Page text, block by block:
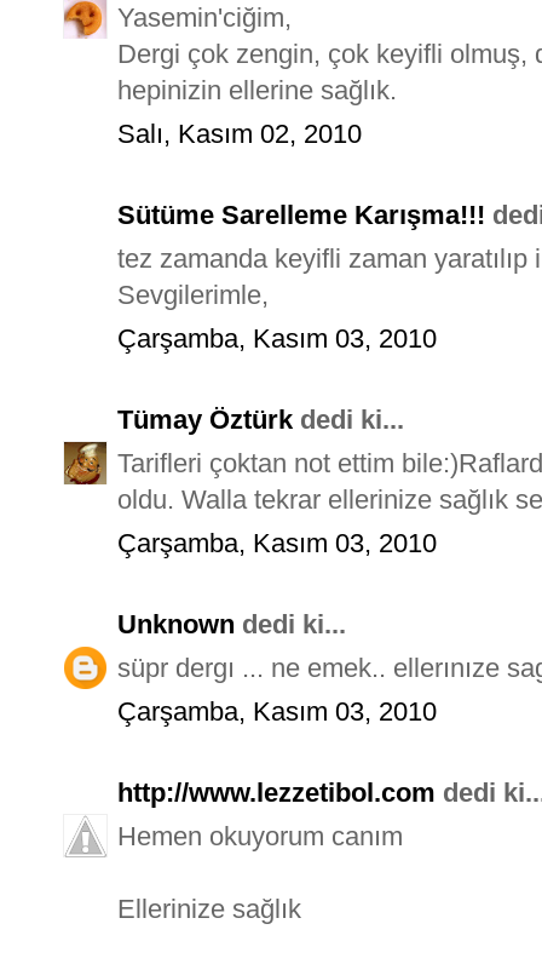
Yasemin'ciğim,
Dergi çok zengin, çok keyifli olmuş,
hepinizin ellerine sağlık.
Salı, Kasım 02, 2010
Sütüme Sarelleme Karışma!!!
tez zamanda keyifli zaman
Sevgilerimle,
Çarşamba, Kasım 03, 2010
Tümay Öztürk dedi ki...
Tarifleri çoktan not ettim
oldu. Walla tekrar ellerinize sağlık
Çarşamba, Kasım 03, 2010
Unknown dedi ki...
süpr dergı ... ne emek.. ellerınıze
Çarşamba, Kasım 03, 2010
http://www.lezzetibol.com dedi
Hemen okuyorum canım
Ellerinize sağlık